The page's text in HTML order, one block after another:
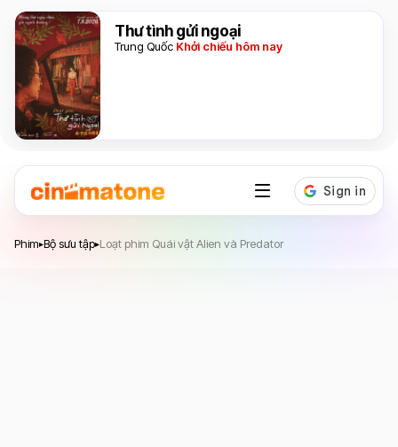
Thư tình gửi ngoại
Trung Quốc Khởi chiếu hôm nay
Phim▸Bộ sưu tập▸Loạt phim Quái vật Alien và Predator